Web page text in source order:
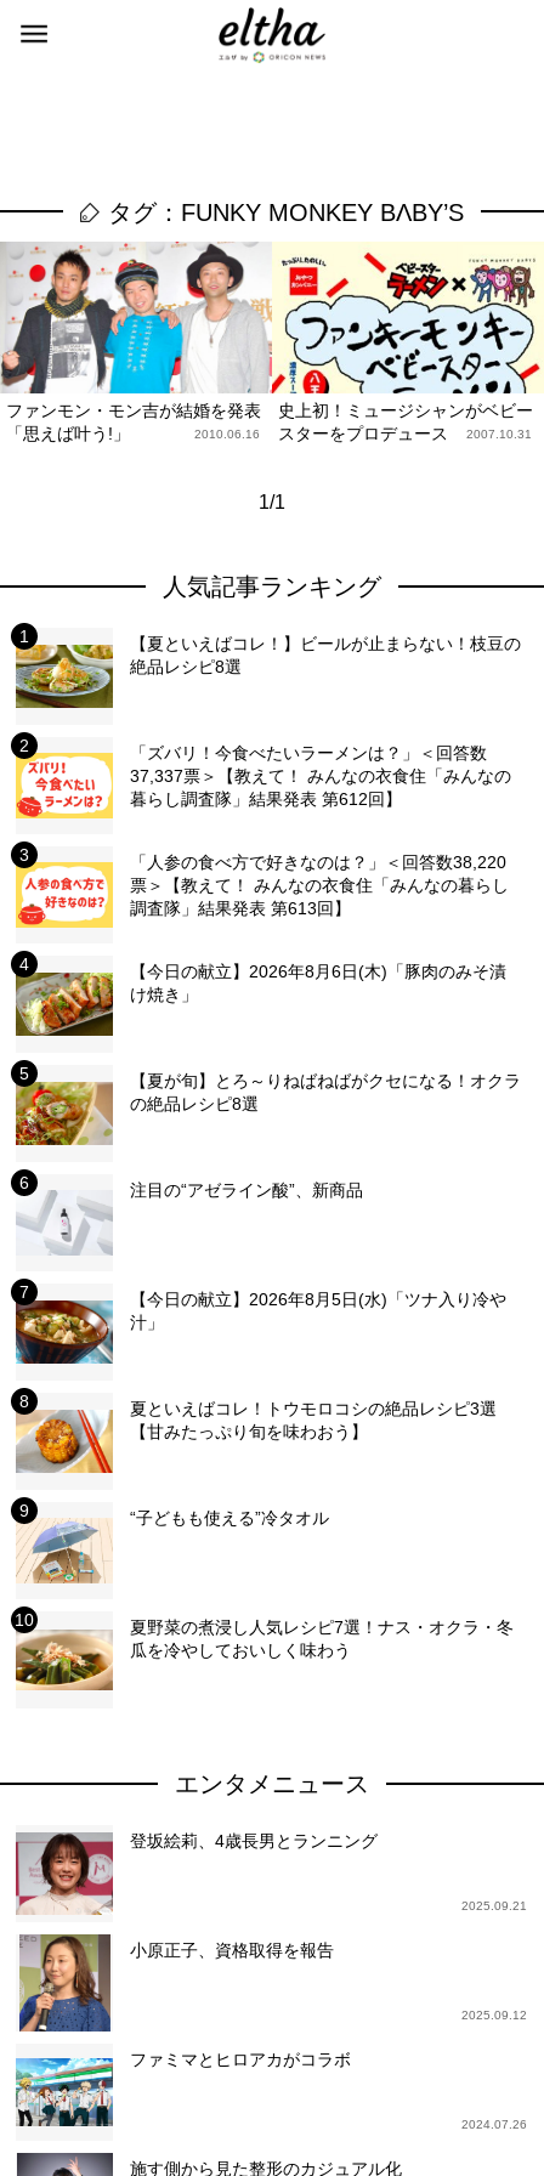
タグ：FUNKY MONKEY BΛBY’S
ファンモン・モン吉が結婚を発表
「思えば叶う!」
2010.06.16
史上初！ミュージシャンがベビー
スターをプロデュース
2007.10.31
1/1
人気記事ランキング
【夏といえばコレ！】ビールが止まらない！枝豆の
絶品レシピ8選
「ズバリ！今食べたいラーメンは？」＜回答数
37,337票＞【教えて！ みんなの衣食住「みんなの
暮らし調査隊」結果発表 第612回】
「人参の食べ方で好きなのは？」＜回答数38,220
票＞【教えて！ みんなの衣食住「みんなの暮らし
調査隊」結果発表 第613回】
【今日の献立】2026年8月6日(木)「豚肉のみそ漬
け焼き」
【夏が旬】とろ～りねばねばがクセになる！オクラ
の絶品レシピ8選
注目の“アゼライン酸”、新商品
【今日の献立】2026年8月5日(水)「ツナ入り冷や
汁」
夏といえばコレ！トウモロコシの絶品レシピ3選
【甘みたっぷり旬を味わおう】
“子どもも使える”冷タオル
夏野菜の煮浸し人気レシピ7選！ナス・オクラ・冬
瓜を冷やしておいしく味わう
エンタメニュース
登坂絵莉、4歳長男とランニング
2025.09.21
小原正子、資格取得を報告
2025.09.12
ファミマとヒロアカがコラボ
2024.07.26
施す側から見た整形のカジュアル化